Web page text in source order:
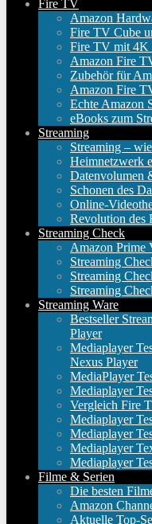
Fire TV
Amazon
Fire TV Cube
Fire TV mit 4K
Amazon Fire
Zubehör für
Amazon Fire
Echte Amazon
eBooks zum
Streaming
Streaming –
Heimnetzwerk
Datenvolumen
Schonen des
Online-
Revolution des
Streaming Check
Amazon Prime
Streaming
Streaming
Streaming
Streaming Ware
Bestseller
Player
Mediaplayer
Nexus Player
MediaPlayer
Mediaplayer
Vergleich Fire
Mediaplayer
Mediaplayer
Mediaplayer
Mediaplayer
Filme & Serien
Die besten
Amazon
Aktuelle Top-